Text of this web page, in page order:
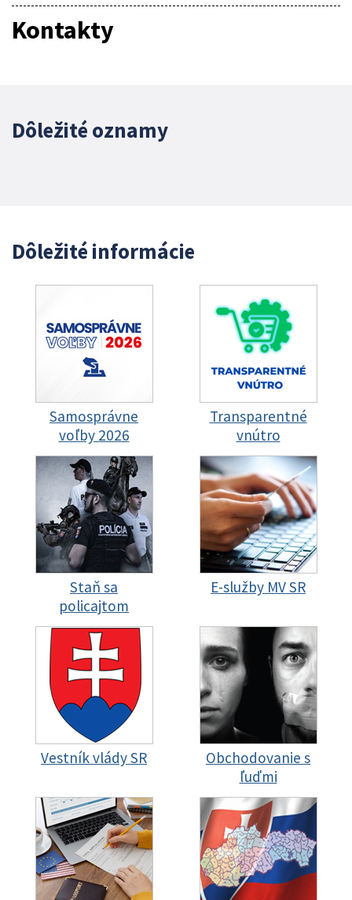
Kontakty
Dôležité oznamy
Dôležité informácie
Samosprávne
voľby 2026
Transparentné
vnútro
Staň sa
policajtom
E-služby MV SR
Vestník vlády SR
Obchodovanie s
ľuďmi